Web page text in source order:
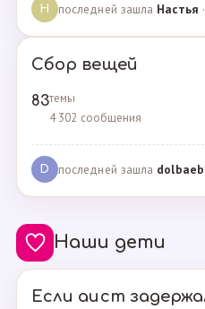
Н последней зашла Настья
Сбор вещей
83темы
4 302 сообщения
D последней зашла
Наши дети
Если аист